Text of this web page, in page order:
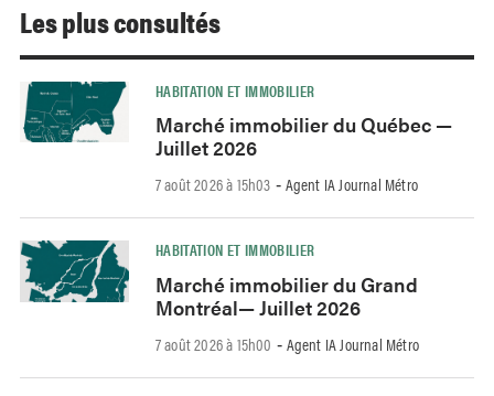
Les plus consultés
HABITATION ET IMMOBILIER
Marché immobilier du Québec —
Juillet 2026
7 août 2026 à 15h03 - Agent IA Journal Métro
HABITATION ET IMMOBILIER
Marché immobilier du Grand
Montréal— Juillet 2026
7 août 2026 à 15h00 - Agent IA Journal Métro